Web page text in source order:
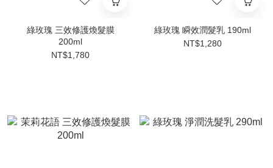
綠玫瑰 三效修護煥髮膜
200ml
NT$1,780
綠玫瑰 瞬效潤髮乳 190ml
NT$1,280